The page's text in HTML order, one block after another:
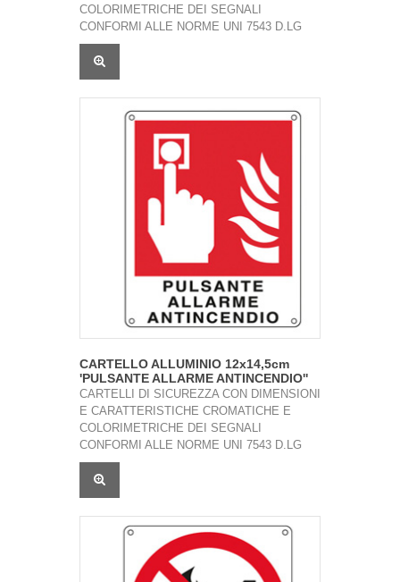
COLORIMETRICHE DEI SEGNALI
CONFORMI ALLE NORME UNI 7543 D.LG
CARTELLO ALLUMINIO 12x14,5cm
'PULSANTE ALLARME ANTINCENDIO''
CARTELLI DI SICUREZZA CON DIMENSIONI
E CARATTERISTICHE CROMATICHE E
COLORIMETRICHE DEI SEGNALI
CONFORMI ALLE NORME UNI 7543 D.LG